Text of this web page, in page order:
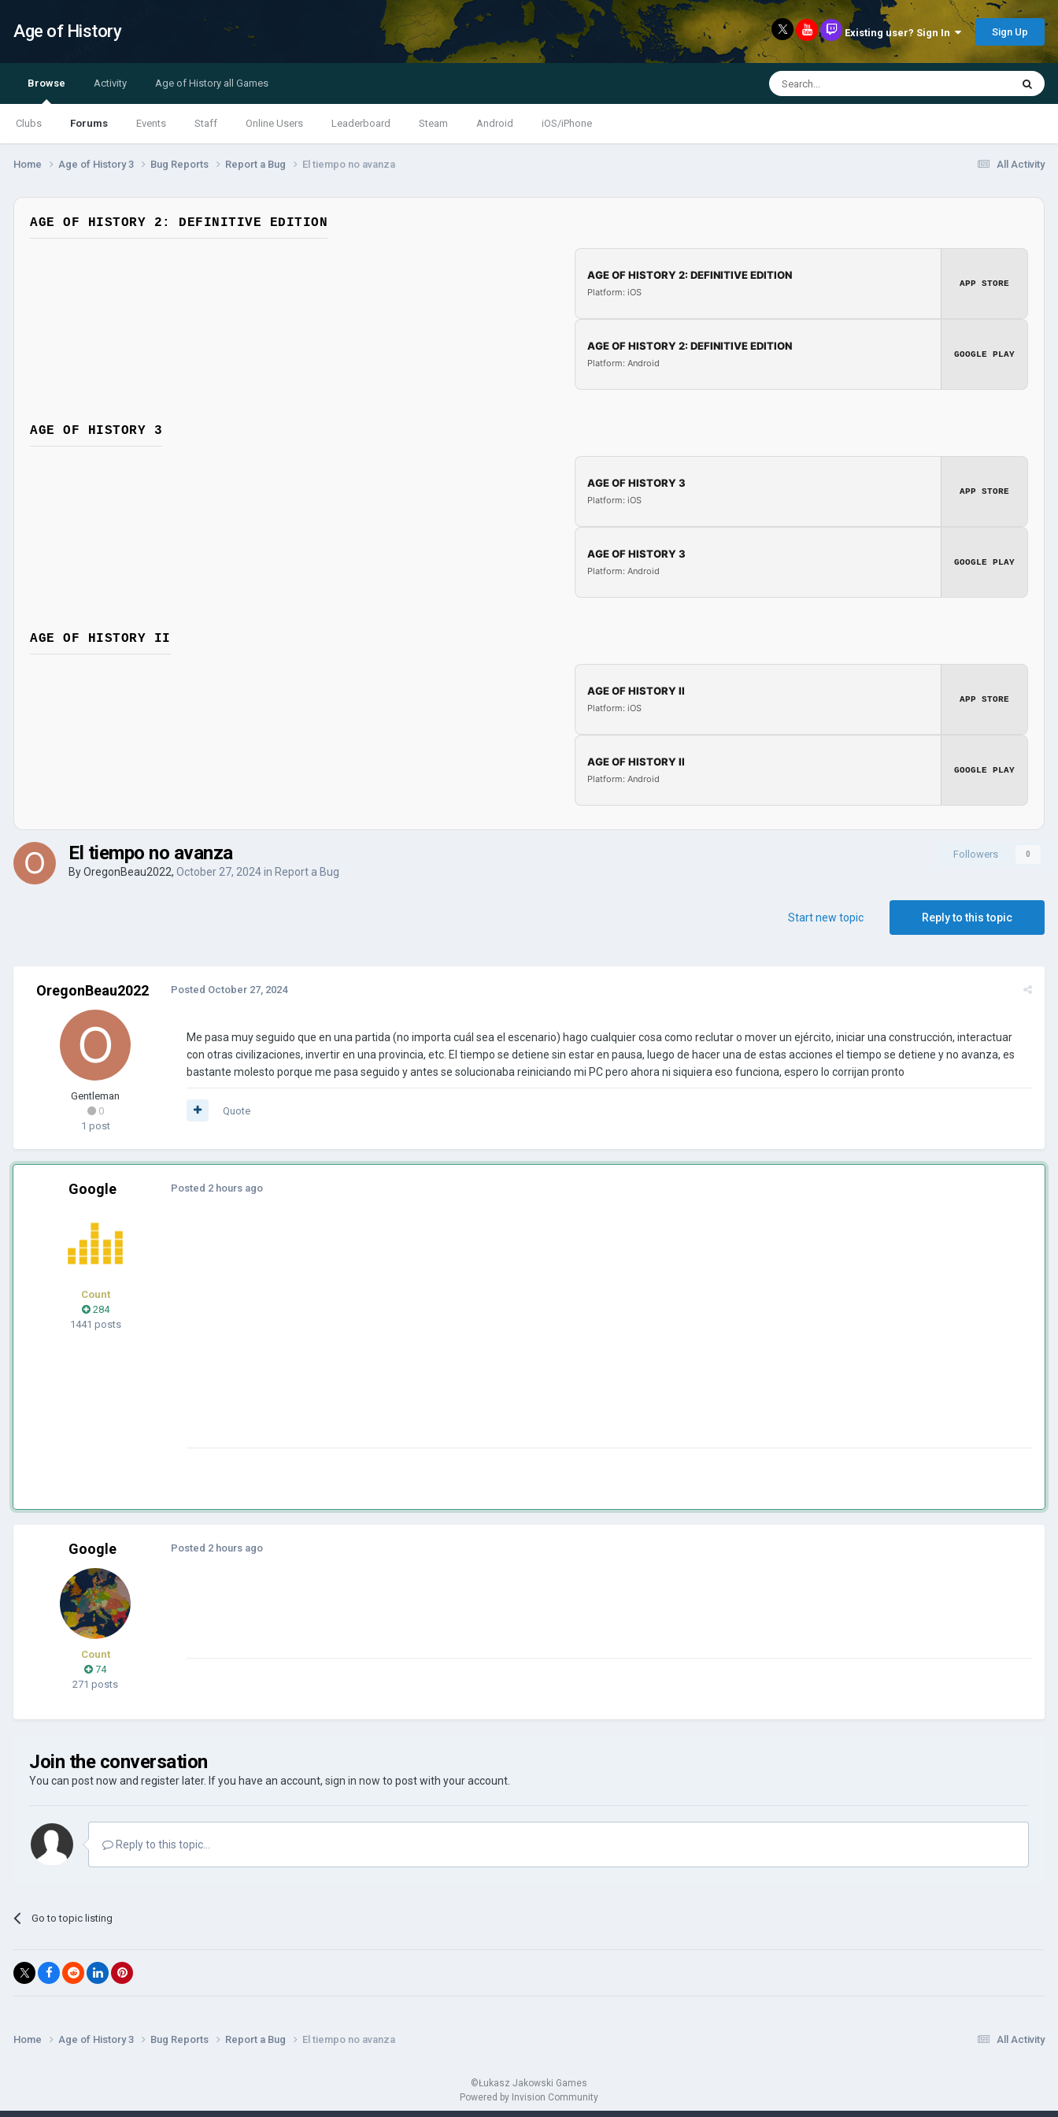
Age of History Existing user? Sign In Sign Up
Browse
Clubs Forums Events Staff Online Users Leaderboard Steam Android iOS/iPhone
Activity Age of History all Games
All Activity
Home Age of History 3 Bug Reports Report a Bug El tiempo no avanza
AGE OF HISTORY 2: DEFINITIVE EDITION
AGE OF HISTORY 2: DEFINITIVE EDITION
Platform: iOS
APP STORE
AGE OF HISTORY 2: DEFINITIVE EDITION
Platform: Android
GOOGLE PLAY
AGE OF HISTORY 3
AGE OF HISTORY 3
Platform: iOS
APP STORE
AGE OF HISTORY 3
Platform: Android
GOOGLE PLAY
AGE OF HISTORY II
AGE OF HISTORY II
Platform: iOS
APP STORE
AGE OF HISTORY II
Platform: Android
GOOGLE PLAY
Followers 0
El tiempo no avanza
ByOregonBeau2022, October 27, 2024in Report a Bug
Reply to this topic
Start new topic
OregonBeau2022
Gentleman
0
1 post
Posted October 27, 2024
Me pasa muy seguido que en una partida (no importa cuál sea el escenario) hago cualquier cosa como reclutar o mover un ejército, iniciar una construcción, interactuar
con otras civilizaciones, invertir en una provincia, etc. El tiempo se detiene sin estar en pausa, luego de hacer una de estas acciones el tiempo se detiene y no avanza, es
bastante molesto porque me pasa seguido y antes se solucionaba reiniciando mi PC pero ahora ni siquiera eso funciona, espero lo corrijan pronto
Quote
Google
Count
284
1441 posts
Posted 2 hours ago
Google
Count
74
271 posts
Posted 2 hours ago
Join the conversation
You can post now and register later. If you have an account, sign in now to post with your account.
Reply to this topic...
Go to topic listing
All Activity
Home Age of History 3 Bug Reports Report a Bug El tiempo no avanza
©Łukasz Jakowski Games
Powered by Invision Community